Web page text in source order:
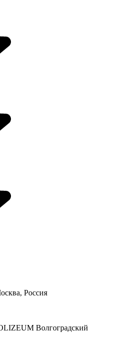
Россия
Волгоградский